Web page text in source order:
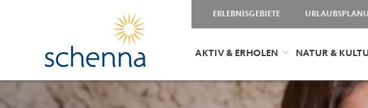
ERLEBNISGEBIETE
AKTIV & ERHOLEN NATUR &